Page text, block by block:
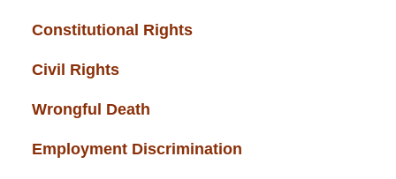
Constitutional Rights
Civil Rights
Wrongful Death
Employment Discrimination